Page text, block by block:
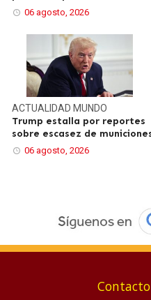
06 agosto, 2026
ACTUALIDAD MUNDO
Trump estalla por reportes
sobre escasez de
06 agosto, 2026